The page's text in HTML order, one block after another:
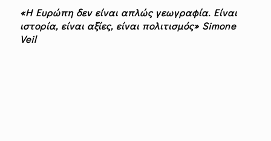
«Η Ευρώπη δεν είναι απλώς γεωγραφία. Είναι
ιστορία, είναι αξίες, είναι πολιτισμός» Simone
Veil